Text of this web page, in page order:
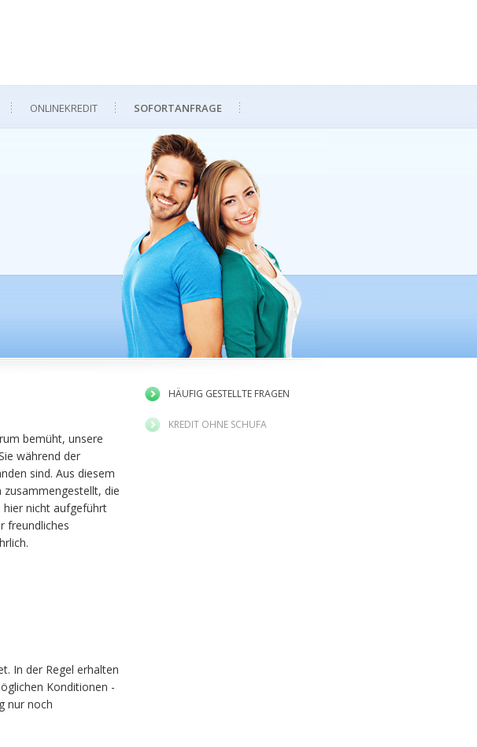
ONLINEKREDIT SOFORTANFRAGE
bemüht, unsere
während der
sind. Aus diesem
die
hier nicht aufgeführt
freundliches
In der Regel erhalten
Konditionen -
nur noch
HÄUFIG GESTELLTE FRAGEN
KREDIT OHNE SCHUFA